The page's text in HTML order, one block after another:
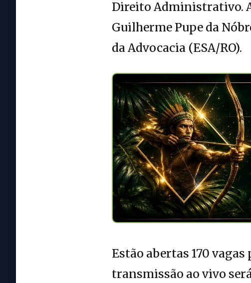
Direito Administrativo.
Guilherme Pupe da
da Advocacia (ESA/RO).
Estão abertas 170
transmissão ao vivo